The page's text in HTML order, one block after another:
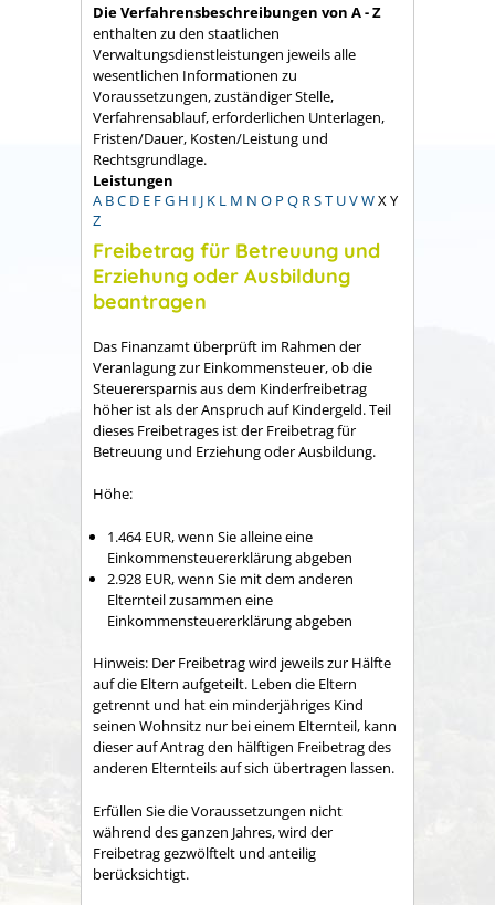
Die Verfahrensbeschreibungen von A - Z
enthalten zu den staatlichen
Verwaltungsdienstleistungen jeweils alle
wesentlichen Informationen zu
Voraussetzungen, zuständiger Stelle,
Verfahrensablauf, erforderlichen Unterlagen,
Fristen/Dauer, Kosten/Leistung und
Rechtsgrundlage.
Leistungen
A BC D E FG H I J K L M N O P Q RST UVWX Y
Z
Freibetrag für Betreuung und
Erziehung oder Ausbildung
beantragen
Das Finanzamt überprüft im Rahmen der
Veranlagung zur Einkommensteuer, ob die
Steuerersparnis aus dem Kinderfreibetrag
höher ist als der Anspruch auf Kindergeld. Teil
dieses Freibetrages ist der Freibetrag für
Betreuung und Erziehung oder Ausbildung.
Höhe:
1.464 EUR, wenn Sie alleine eine
Einkommensteuererklärung abgeben
2.928 EUR, wenn Sie mit dem anderen
Elternteil zusammen eine
Einkommensteuererklärung abgeben
Hinweis: Der Freibetrag wird jeweils zur Hälfte
auf die Eltern aufgeteilt. Leben die Eltern
getrennt und hat ein minderjähriges Kind
seinen Wohnsitz nur bei einem Elternteil, kann
dieser auf Antrag den hälftigen Freibetrag des
anderen Elternteils auf sich übertragen lassen.
Erfüllen Sie die Voraussetzungen nicht
während des ganzen Jahres, wird der
Freibetrag gezwölftelt und anteilig
berücksichtigt.